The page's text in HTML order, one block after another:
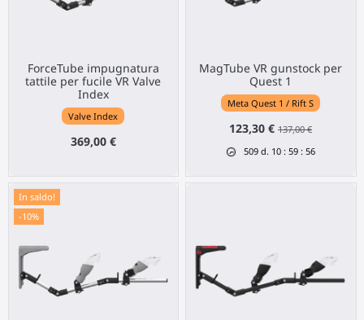
ForceTube impugnatura
tattile per fucile VR Valve
Index
Valve Index
369,00 €
MagTube VR gunstock per
Quest 1
Meta Quest 1 / Rift S
123,30 €137,00 €
509 d. 10 :59 :55
In saldo!
-10%